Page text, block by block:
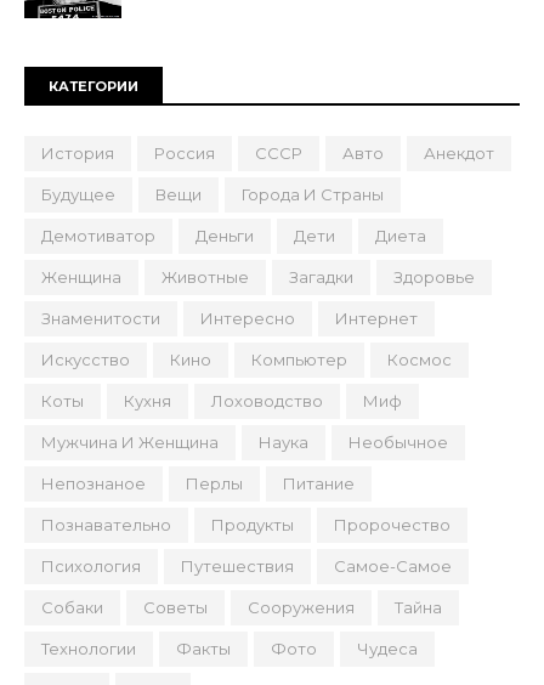
КАТЕГОРИИ
История Россия СССР Авто Анекдот
Будущее Вещи Города И Страны
Демотиватор Деньги Дети Диета
Женщина Животные Загадки Здоровье
Знаменитости Интересно Интернет
Искусство Кино Компьютер Космос
Коты Кухня Лоховодство Миф
Мужчина И Женщина Наука Необычное
Непознаное Перлы Питание
Познавательно Продукты Пророчество
Психология Путешествия Самое-Самое
Собаки Советы Сооружения Тайна
Технологии Факты Фото Чудеса